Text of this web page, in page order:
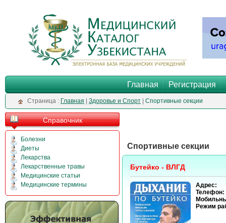
Главная Регистрация
Cтраница : Главная Здоровье и Спорт Спортивные секции
Справочник
Болезни
Диеты
Лекарства
Лекарственные травы
Медицинские статьи
Медицинские термины
Спортивные секции
Бутейко - ВЛГД
Адрес:
Телефон:
Режим